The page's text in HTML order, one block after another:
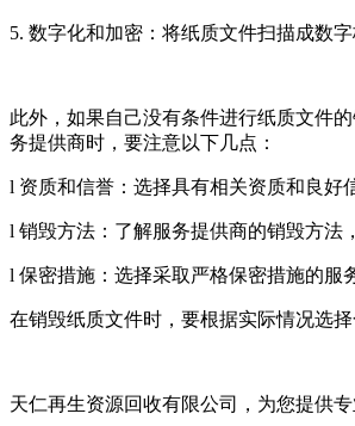
5. 数字化和加密：将纸质文件扫描成数
此外，如果自己没有条件进行纸质文件
务提供商时，要注意以下几点：
l 资质和信誉：选择具有相关资质和良好
l 销毁方法：了解服务提供商的销毁方法
l 保密措施：选择采取严格保密措施的服
在销毁纸质文件时，要根据实际情况选
天仁再生资源回收有限公司，为您提供